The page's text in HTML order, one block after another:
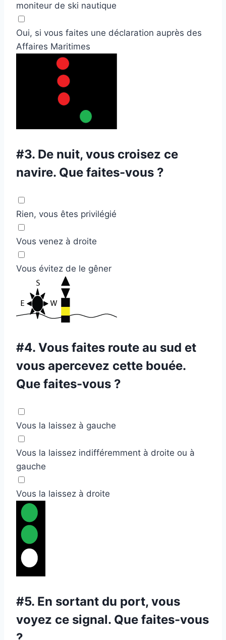
moniteur de ski nautique
Oui, si vous faites une déclaration auprès des
Affaires Maritimes
#3. De nuit, vous croisez ce
navire. Que faites-vous ?
Rien, vous êtes privilégié
Vous venez à droite
Vous évitez de le gêner
#4. Vous faites route au sud et
vous apercevez cette bouée.
Que faites-vous ?
Vous la laissez à gauche
Vous la laissez indifféremment à droite ou à
gauche
Vous la laissez à droite
#5. En sortant du port, vous
voyez ce signal. Que faites-vous